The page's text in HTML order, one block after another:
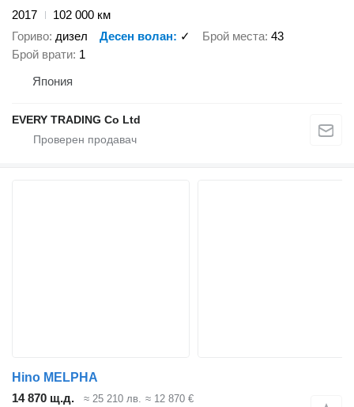
2017
102 000 км
Гориво дизел Десен волан ✓ Брой места 43
Брой врати 1
Япония
EVERY TRADING Co Ltd
Hino MELPHA
14 870 щ.д.
≈ 25 210 лв. ≈ 12 870 €